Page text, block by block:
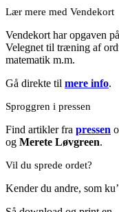
Lær mere med Vendekort
Vendekort har opgaven
Velegnet til træning af
matematik m.m.
Gå direkte til mere info.
Sproggren i pressen
Find artikler fra pressen
og Merete Løvgreen.
Vil du sprede ordet?
Kender du andre, som